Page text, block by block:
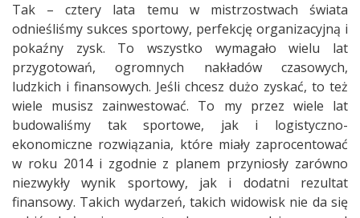
Tak – cztery lata temu w mistrzostwach świata
odnieśliśmy sukces sportowy, perfekcję organizacyjną i
pokaźny zysk. To wszystko wymagało wielu lat
przygotowań, ogromnych nakładów czasowych,
ludzkich i finansowych. Jeśli chcesz dużo zyskać, to też
wiele musisz zainwestować. To my przez wiele lat
budowaliśmy tak sportowe, jak i logistyczno-
ekonomiczne rozwiązania, które miały zaprocentować
w roku 2014 i zgodnie z planem przyniosły zarówno
niezwykły wynik sportowy, jak i dodatni rezultat
finansowy. Takich wydarzeń, takich widowisk nie da się